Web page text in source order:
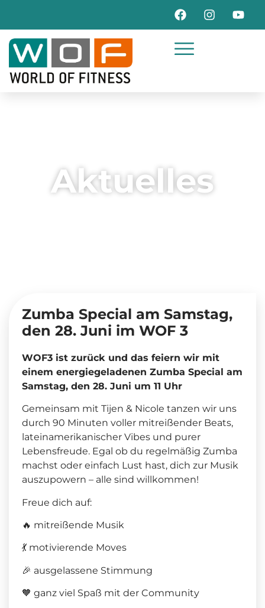
Aktuelles
Zumba Special am Samstag,
den 28. Juni im WOF 3
WOF3 ist zurück und das feiern wir mit
einem energiegeladenen Zumba Special am
Samstag, den 28. Juni um 11 Uhr
Gemeinsam mit Tijen & Nicole tanzen wir uns
durch 90 Minuten voller mitreißender Beats,
lateinamerikanischer Vibes und purer
Lebensfreude. Egal ob du regelmäßig Zumba
machst oder einfach Lust hast, dich zur Musik
auszupowern – alle sind willkommen!
Freue dich auf:
🔥 mitreißende Musik
💃 motivierende Moves
🎉 ausgelassene Stimmung
🧡 ganz viel Spaß mit der Community